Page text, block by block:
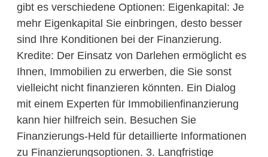
gibt es verschiedene Optionen: Eigenkapital: Je
mehr Eigenkapital Sie einbringen, desto besser
sind Ihre Konditionen bei der Finanzierung.
Kredite: Der Einsatz von Darlehen ermöglicht es
Ihnen, Immobilien zu erwerben, die Sie sonst
vielleicht nicht finanzieren könnten. Ein Dialog
mit einem Experten für Immobilienfinanzierung
kann hier hilfreich sein. Besuchen Sie
Finanzierungs-Held für detaillierte Informationen
zu Finanzierungsoptionen. 3. Langfristige